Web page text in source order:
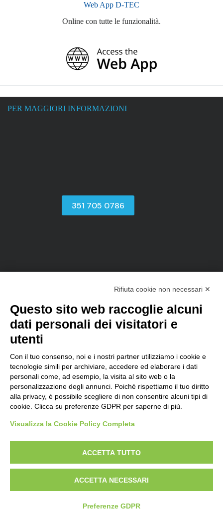
Web App D-TEC
Online con tutte le funzionalità.
PER MAGGIORI INFORMAZIONI
351 705 0786
sales@d-one.info
Software
Pensato per
Perchè scegliere D-TEC
Vantaggi del Cloud
Offerte e Pacchetti
Note legali
Licenza Software
Norme di sicurezza
Impostazioni Cookie
Rifiuta cookie non necessari ✕
Questo sito web raccoglie alcuni
dati personali dei visitatori e
utenti
Con il tuo consenso, noi e i nostri partner utilizziamo i cookie e
tecnologie simili per archiviare, accedere ed elaborare i dati
personali come, ad esempio, la visita al sito web o la
personalizzazione degli annunci. Poiché rispettiamo il tuo diritto
alla privacy, è possibile scegliere di non consentire alcuni tipi di
cookie. Clicca su preferenze GDPR per saperne di più.
Visualizza la Cookie Policy Completa
ACCETTA TUTTO
ACCETTA NECESSARI
Preferenze GDPR